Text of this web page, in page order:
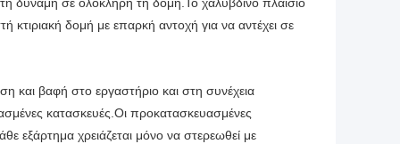
δύναμη σε ολόκληρη τη δομή.Το χαλύβδινο πλαίσιο
κτιριακή δομή με επαρκή αντοχή για να αντέχει σε
και βαφή στο εργαστήριο και στη συνέχεια
κατασκευές.Οι προκατασκευασμένες
εξάρτημα χρειάζεται μόνο να στερεωθεί με